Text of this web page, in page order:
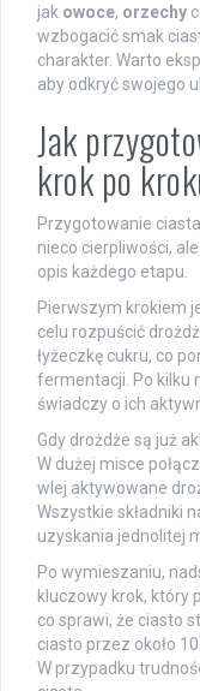
jak owoce, orzechy
wzbogacić smak
charakter. Warto
aby odkryć swojego
Jak
krok po
Przygotowanie
nieco cierpliwości,
opis każdego etapu.
Pierwszym krokiem
celu rozpuścić
łyżeczkę cukru, co
fermentacji. Po kilku
świadczy o ich
Gdy drożdże są już
W dużej misce
wlej aktywowane
Wszystkie składniki
uzyskania jednolitej
Po wymieszaniu,
kluczowy krok, który
co sprawi, że ciasto
ciasto przez około
W przypadku